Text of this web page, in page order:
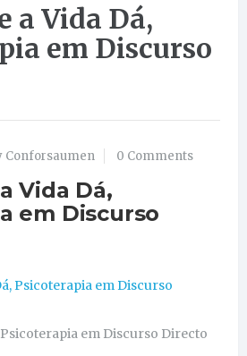
a Vida Dá,
em Discurso
Conforsaumen 0 Comments
Vida Dá,
em Discurso
Psicoterapia em Discurso Directo